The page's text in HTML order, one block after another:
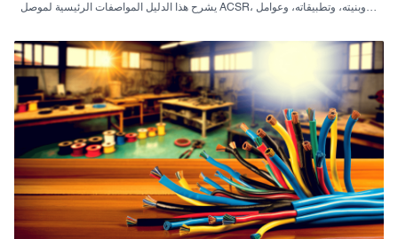
يشرح هذا الدليل المواصفات الرئيسية لموصل ACSR، وبنيته، وتطبيقاته، وعوامل